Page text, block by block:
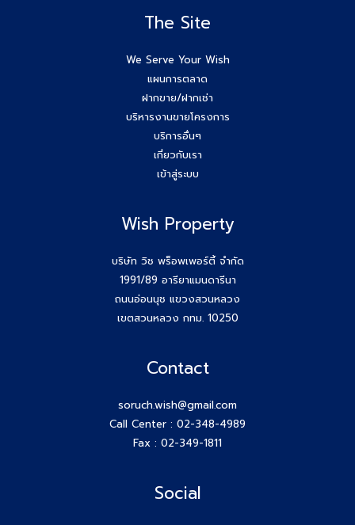
The Site
We Serve Your Wish
แผนการตลาด
ฝากขาย/ฝากเช่า
บริหารงานขายโครงการ
บริการอื่นๆ
เกี่ยวกับเรา
เข้าสู่ระบบ
Wish Property
บริษัท วิช พร็อพเพอร์ตี้ จำกัด
1991/89 อารียาแมนดารีนา
ถนนอ่อนนุช แขวงสวนหลวง
เขตสวนหลวง กทม. 10250
Contact
soruch.wish@gmail.com
Call Center : 02-348-4989
Fax : 02-349-1811
Social